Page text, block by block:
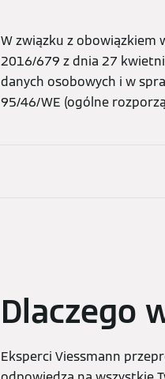
W związku z obowiązkiem
2016/679 z dnia 27
danych osobowych i w
95/46/WE (ogólne
Dlaczego
Eksperci Viessmann